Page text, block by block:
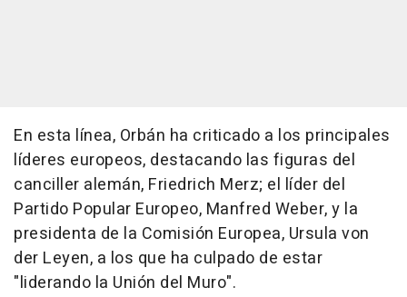
En esta línea, Orbán ha criticado a los principales
líderes europeos, destacando las figuras del
canciller alemán, Friedrich Merz; el líder del
Partido Popular Europeo, Manfred Weber, y la
presidenta de la Comisión Europea, Ursula von
der Leyen, a los que ha culpado de estar
"liderando la Unión del Muro".